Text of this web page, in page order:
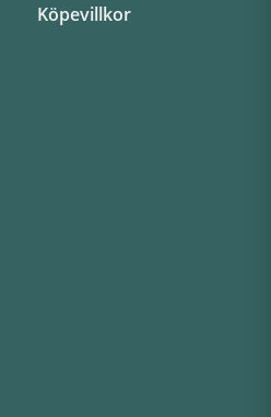
Köpevillkor